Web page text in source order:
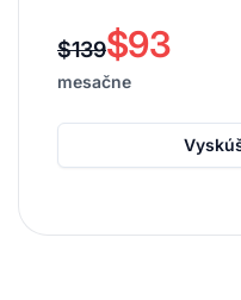
$139$93
mesačne